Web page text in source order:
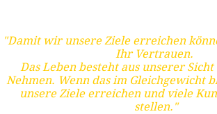
"Damit wir unsere Ziele erreichen
Ihr Vertrauen.
Das Leben besteht aus unserer Sicht
Nehmen. Wenn das im Gleichgewicht
unsere Ziele erreichen und viele
stellen."